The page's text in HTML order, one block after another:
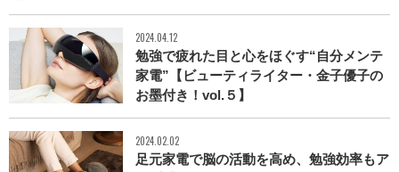
2024.04.12
勉強で疲れた目と心をほぐす“自分メンテ
家電”【ビューティライター・金子優子の
お墨付き！vol.５】
2024.02.02
足元家電で脳の活動を高め、勉強効率もア